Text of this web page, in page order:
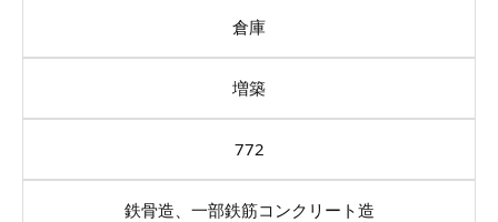
倉庫
増築
772
鉄骨造、一部鉄筋コンクリート造